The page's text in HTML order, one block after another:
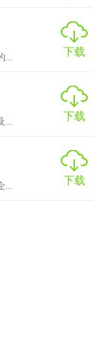
...
下载
...
下载
...
下载